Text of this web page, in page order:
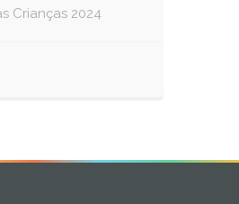
Crianças 2024